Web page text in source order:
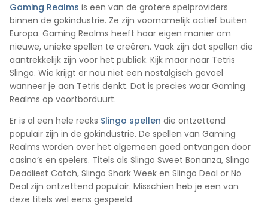
Gaming Realms is een van de grotere spelproviders
binnen de gokindustrie. Ze zijn voornamelijk actief buiten
Europa. Gaming Realms heeft haar eigen manier om
nieuwe, unieke spellen te creëren. Vaak zijn dat spellen die
aantrekkelijk zijn voor het publiek. Kijk maar naar Tetris
Slingo. Wie krijgt er nou niet een nostalgisch gevoel
wanneer je aan Tetris denkt. Dat is precies waar Gaming
Realms op voortborduurt.
Er is al een hele reeks Slingo spellen die ontzettend
populair zijn in de gokindustrie. De spellen van Gaming
Realms worden over het algemeen goed ontvangen door
casino’s en spelers. Titels als Slingo Sweet Bonanza, Slingo
Deadliest Catch, Slingo Shark Week en Slingo Deal or No
Deal zijn ontzettend populair. Misschien heb je een van
deze titels wel eens gespeeld.